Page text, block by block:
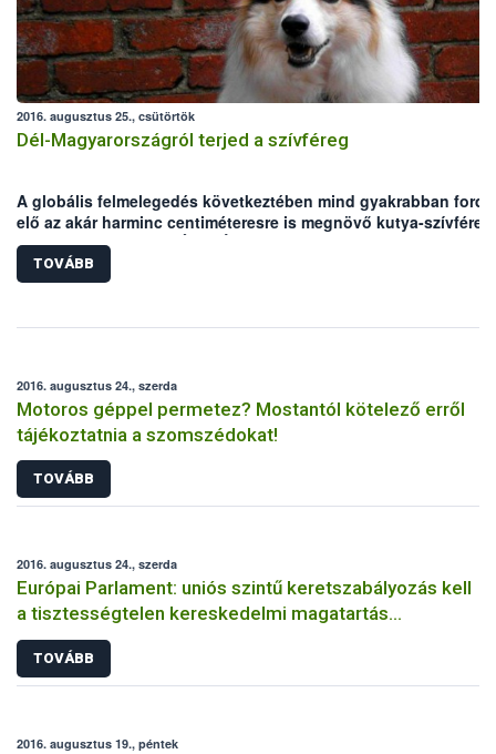
2016. augusztus 25., csütörtök
Dél-Magyarországról terjed a szívféreg
A globális felmelegedés következtében mind gyakrabban
elő az akár harminc centiméteresre is megnövő kutya-szívféreg
Magyarországon. A NÉBIH Állategészségügyi és Diagnosztikai
Igazgatóságának telephelyein 15 év laborvizsgálati
összesítették: magas átlaghőmérséklete miatt az Alföld a
TOVÁBB
2016. augusztus 24., szerda
Motoros géppel permetez? Mostantól kötelező erről
tájékoztatnia a szomszédokat!
TOVÁBB
2016. augusztus 24., szerda
Európai Parlament: uniós szintű keretszabályozás kell
a tisztességtelen kereskedelmi magatartás
visszaszorításához
TOVÁBB
2016. augusztus 19., péntek